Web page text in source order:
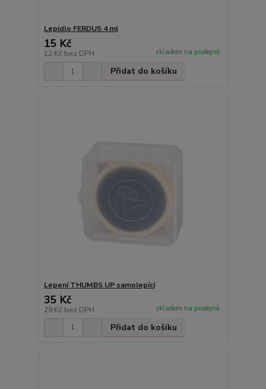
Lepidlo FERDUS 4 ml
15 Kč
12 Kč bez DPH skladem na prodejně
Přidat do košíku
Lepení THUMBS UP samolepící
35 Kč
29 Kč bez DPH skladem na prodejně
Přidat do košíku